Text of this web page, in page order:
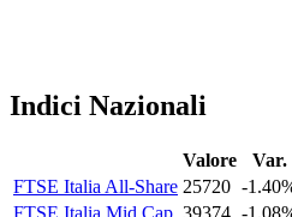
Indici Nazionali
Valore
Var.
FTSE Italia All-Share 25720 -